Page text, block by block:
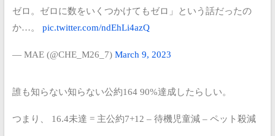
ゼロ。ゼロに数をいくつかけてもゼロ」という話だったの
か…。 pic.twitter.com/ndEhLi4azQ
— MAE (@CHE_M26_7) March 9, 2023
誰も知らない知らない公約164 90%達成したらしい。
つまり、 16.4未達 = 主公約7+12 – 待機児童減 – ペット殺減